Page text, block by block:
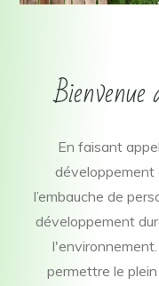
En faisant
développement
l’embauche de
développement
permettre le